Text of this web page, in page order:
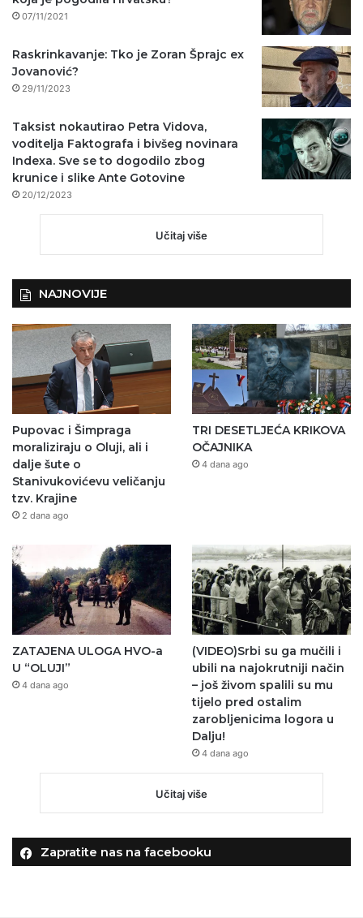
07/11/2021
Raskrinkavanje: Tko je Zoran Šprajc ex
Jovanović?
29/11/2023
Taksist nokautirao Petra Vidova,
voditelja Faktografa i bivšeg novinara
Indexa. Sve se to dogodilo zbog
krunice i slike Ante Gotovine
20/12/2023
Učitaj više
NAJNOVIJE
Pupovac i Šimpraga
moraliziraju o Oluji, ali i
dalje šute o
Stanivukovićevu veličanju
tzv. Krajine
2 dana ago
TRI DESETLJEĆA KRIKOVA
OČAJNIKA
4 dana ago
ZATAJENA ULOGA HVO-a
U “OLUJI”
4 dana ago
(VIDEO)Srbi su ga mučili i
ubili na najokrutniji način
– još živom spalili su mu
tijelo pred ostalim
zarobljenicima logora u
Dalju!
4 dana ago
Učitaj više
Zapratite nas na facebooku